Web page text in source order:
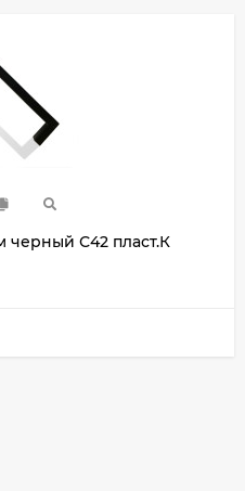
черный С42 пласт.К